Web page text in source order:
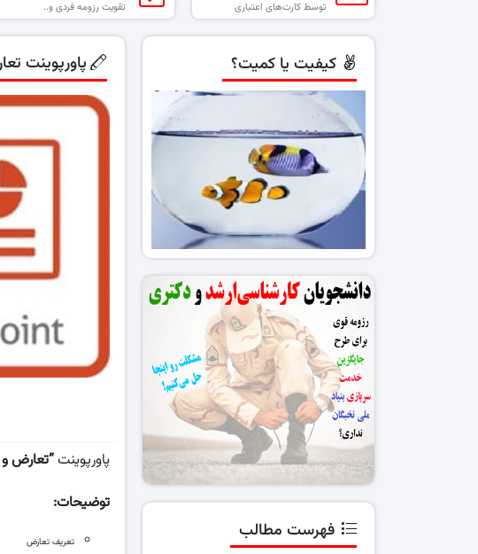
توسط کارت‌های اعتباری تقویت رزومه فردی و..
پاورپوینت
پاورپوینت“تعارض و
توضیحات:
تعریف تعارض
کیفیت یا کمیت؟
فهرست مطالب